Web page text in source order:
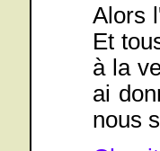
Alors
Et
à la
ai
nous